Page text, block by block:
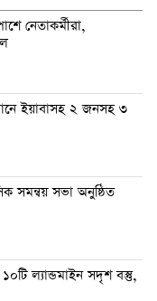
নেতাকর্মীরা,
ইয়াবাসহ ২ জনসহ ৩
সমন্বয় সভা অনুষ্ঠিত
ল্যান্ডমাইন সদৃশ বস্তু,